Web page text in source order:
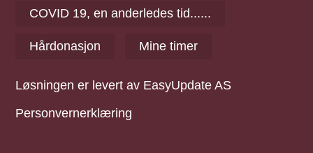
COVID 19, en anderledes tid......
Hårdonasjon Mine timer
Løsningen er levert av EasyUpdate AS
Personvernerklæring